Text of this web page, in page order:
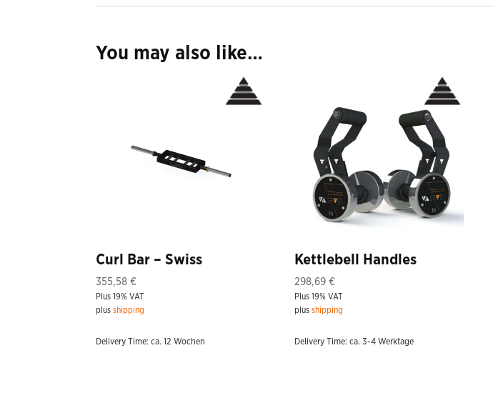
You may also like…
Curl Bar – Swiss
355,58€
Plus 19% VAT
plusshipping
Delivery Time: ca. 12 Wochen
Kettlebell Handles
298,69€
Plus 19% VAT
plusshipping
Delivery Time: ca. 3-4 Werktage